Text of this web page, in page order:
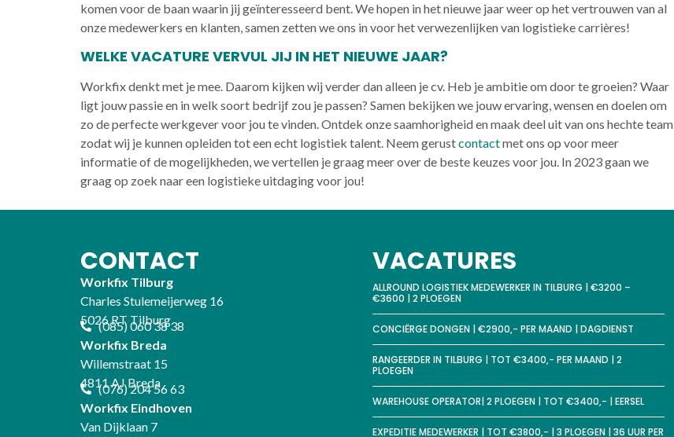
komen voor de baan waarin jij geïnteresseerd bent. We hopen in het nieuwe jaar weer op het vertrouwen van al
onze medewerkers en klanten, samen zetten we ons in voor het verwezenlijken van logistieke carrières!
WELKE VACATURE VERVUL JIJ IN HET NIEUWE JAAR?
Workfix denkt met je mee. Daarom kijken wij verder dan alleen je cv. Heb je ambitie om door te groeien? Waar
ligt jouw passie en in welk soort bedrijf zou je passen? Samen bekijken we jouw ervaring, wensen en doelen om
zo de perfecte werkgever voor jou te vinden. Ontdek onze saamhorigheid en maak deel uit van ons hechte team
zodat wij je kunnen opleiden tot een echt logistiek talent. Neem gerustcontactmet ons op voor meer
informatie of de mogelijkheden, we vertellen je graag meer over de beste keuzes voor jou. In 2023 gaan we
graag op zoek naar een logistieke uitdaging voor jou!
CONTACT
Workfix Tilburg
Charles Stulemeijerweg 16
5026 RT Tilburg
(085) 060 38 38
Workfix Breda
Willemstraat 15
4811 AJ Breda
(076) 204 56 63
Workfix Eindhoven
Van Dijklaan 7
VACATURES
ALLROUND LOGISTIEK MEDEWERKER IN TILBURG | €3200 –
€3600 | 2 PLOEGEN
CONCIËRGE DONGEN | €2900,- PER MAAND | DAGDIENST
RANGEERDER IN TILBURG | TOT €3400,- PER MAAND | 2
PLOEGEN
WAREHOUSE OPERATOR| 2 PLOEGEN | TOT €3400,- | EERSEL
EXPEDITIE MEDEWERKER | TOT €3800,- | 3 PLOEGEN | 36 UUR PER